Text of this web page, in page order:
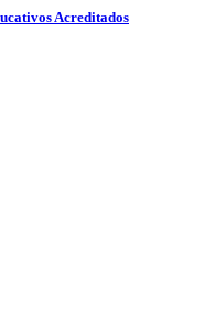
Acreditados